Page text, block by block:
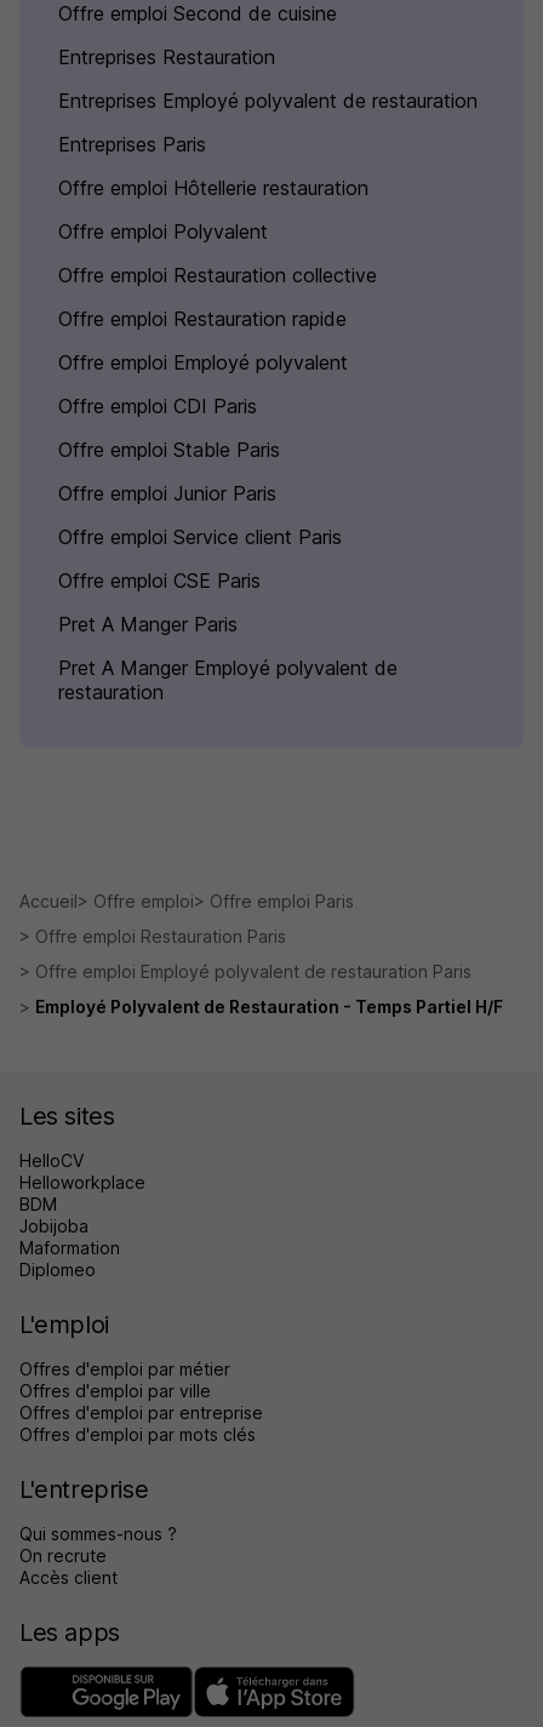
Offre emploi Second de cuisine
Entreprises Restauration
Entreprises Employé polyvalent de restauration
Entreprises Paris
Offre emploi Hôtellerie restauration
Offre emploi Polyvalent
Offre emploi Restauration collective
Offre emploi Restauration rapide
Offre emploi Employé polyvalent
Offre emploi CDI Paris
Offre emploi Stable Paris
Offre emploi Junior Paris
Offre emploi Service client Paris
Offre emploi CSE Paris
Pret A Manger Paris
Pret A Manger Employé polyvalent de
restauration
Accueil Offre emploi
Offre emploi Paris
Offre emploi Restauration Paris
Offre emploi Employé polyvalent de restauration Paris
Employé Polyvalent de Restauration - Temps Partiel H/F
Les sites
HelloCV
Helloworkplace
BDM
Jobijoba
Maformation
Diplomeo
L'emploi
Offres d'emploi par métier
Offres d'emploi par ville
Offres d'emploi par entreprise
Offres d'emploi par mots clés
L'entreprise
Qui sommes-nous ?
On recrute
Accès client
Les apps